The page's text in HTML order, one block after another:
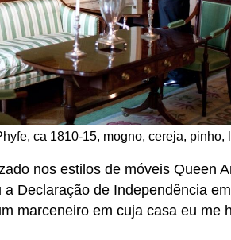
ca 1810-15, mogno, cereja,
nos estilos de móveis Queen
Declaração de Independência
marceneiro em cuja casa eu